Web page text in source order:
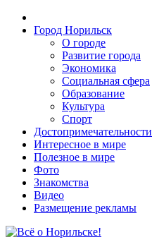
Город Норильск
О городе
Развитие города
Экономика
Социальная сфера
Образование
Культура
Спорт
Достопримечательности
Интересное в мире
Полезное в мире
Фото
Знакомства
Видео
Размещение рекламы